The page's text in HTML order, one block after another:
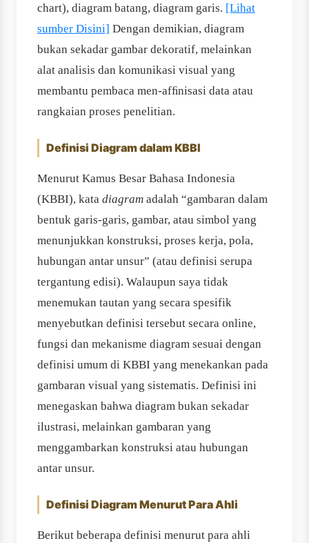
chart), diagram batang, diagram garis. [Lihat
sumber Disini] Dengan demikian, diagram
bukan sekadar gambar dekoratif, melainkan
alat analisis dan komunikasi visual yang
membantu pembaca men‐afﬁnisasi data atau
rangkaian proses penelitian.
Definisi Diagram dalam KBBI
Menurut Kamus Besar Bahasa Indonesia
(KBBI), kata diagram adalah “gambaran dalam
bentuk garis-garis, gambar, atau simbol yang
menunjukkan konstruksi, proses kerja, pola,
hubungan antar unsur” (atau definisi serupa
tergantung edisi). Walaupun saya tidak
menemukan tautan yang secara spesifik
menyebutkan definisi tersebut secara online,
fungsi dan mekanisme diagram sesuai dengan
definisi umum di KBBI yang menekankan pada
gambaran visual yang sistematis. Definisi ini
menegaskan bahwa diagram bukan sekadar
ilustrasi, melainkan gambaran yang
menggambarkan konstruksi atau hubungan
antar unsur.
Definisi Diagram Menurut Para Ahli
Berikut beberapa definisi menurut para ahli